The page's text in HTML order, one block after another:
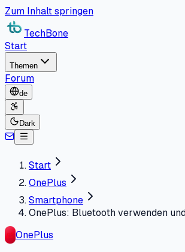
Zum Inhalt springen
TechBone
Start
Themen
Forum
de
Dark
Start
OnePlus
Smartphone
OnePlus: Bluetooth verwenden
OnePlus